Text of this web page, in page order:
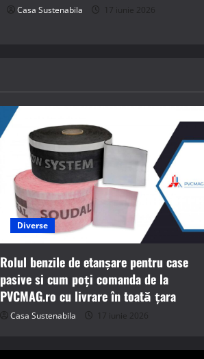
Casa Sustenabila 17 iunie 2026
Diverse
Rolul benzile de etanșare pentru case
pasive si cum poți comanda de la
PVCMAG.ro cu livrare în toată țara
Casa Sustenabila 17 iunie 2026